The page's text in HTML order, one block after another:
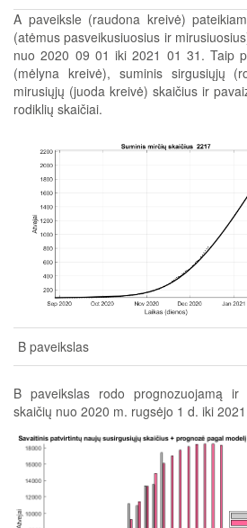
A paveiksle (raudona kreivė)
(atėmus pasveikusiuosius ir
nuo 2020 09 01 iki 2021 01 31. Taip
(mėlyna kreivė), suminis sirgusiųjų
mirusiųjų (juoda kreivė) skaičius ir
rodiklių skaičiai.
B paveikslas
B paveikslas rodo prognozuojamą
skaičių nuo 2020 m. rugsėjo 1 d. iki